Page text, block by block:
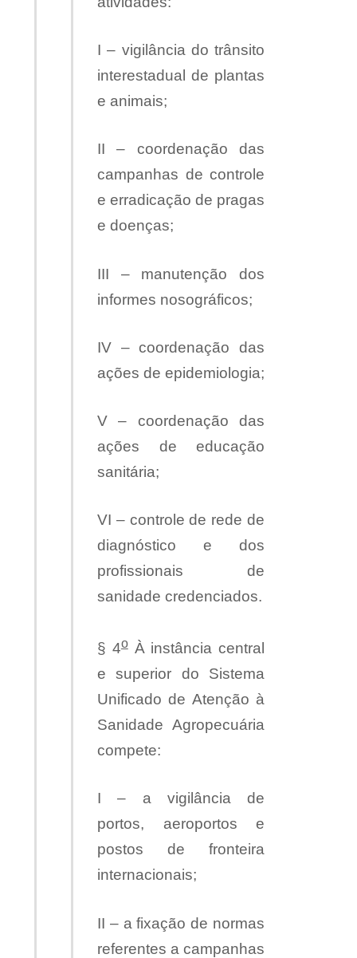
I – vigilância do trânsito
interestadual de plantas
e animais;
II – coordenação das
campanhas de controle
e erradicação de pragas
e doenças;
III – manutenção dos
informes nosográficos;
IV – coordenação das
ações de epidemiologia;
V – coordenação das
ações de educação
sanitária;
VI – controle de rede de
diagnóstico e dos
profissionais de
sanidade credenciados.
§ 4oÀ instância central
e superior do Sistema
Unificado de Atenção à
Sanidade Agropecuária
compete:
I – a vigilância de
portos, aeroportos e
postos de fronteira
internacionais;
II – a fixação de normas
referentes a campanhas